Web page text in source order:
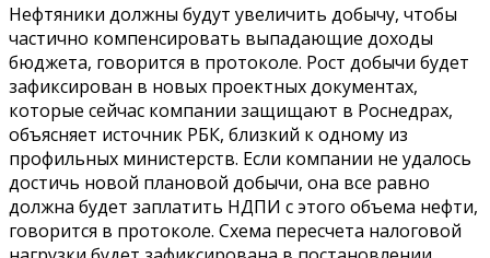
Нефтяники должны будут увеличить добычу, чтобы
частично компенсировать выпадающие доходы
бюджета, говорится в протоколе. Рост добычи будет
зафиксирован в новых проектных документах,
которые сейчас компании защищают в Роснедрах,
объясняет источник РБК, близкий к одному из
профильных министерств. Если компании не удалось
достичь новой плановой добычи, она все равно
должна будет заплатить НДПИ с этого объема нефти,
говорится в протоколе. Схема пересчета налоговой